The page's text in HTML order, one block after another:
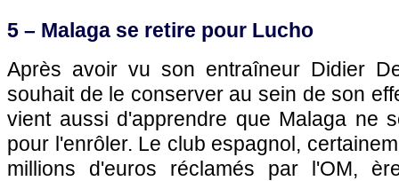
5 – Malaga se retire pour Lucho
Après avoir vu son entraîneur Didier
souhait de le conserver au sein de son
vient aussi d'apprendre que Malaga ne
pour l'enrôler. Le club espagnol,
millions d'euros réclamés par l'OM,